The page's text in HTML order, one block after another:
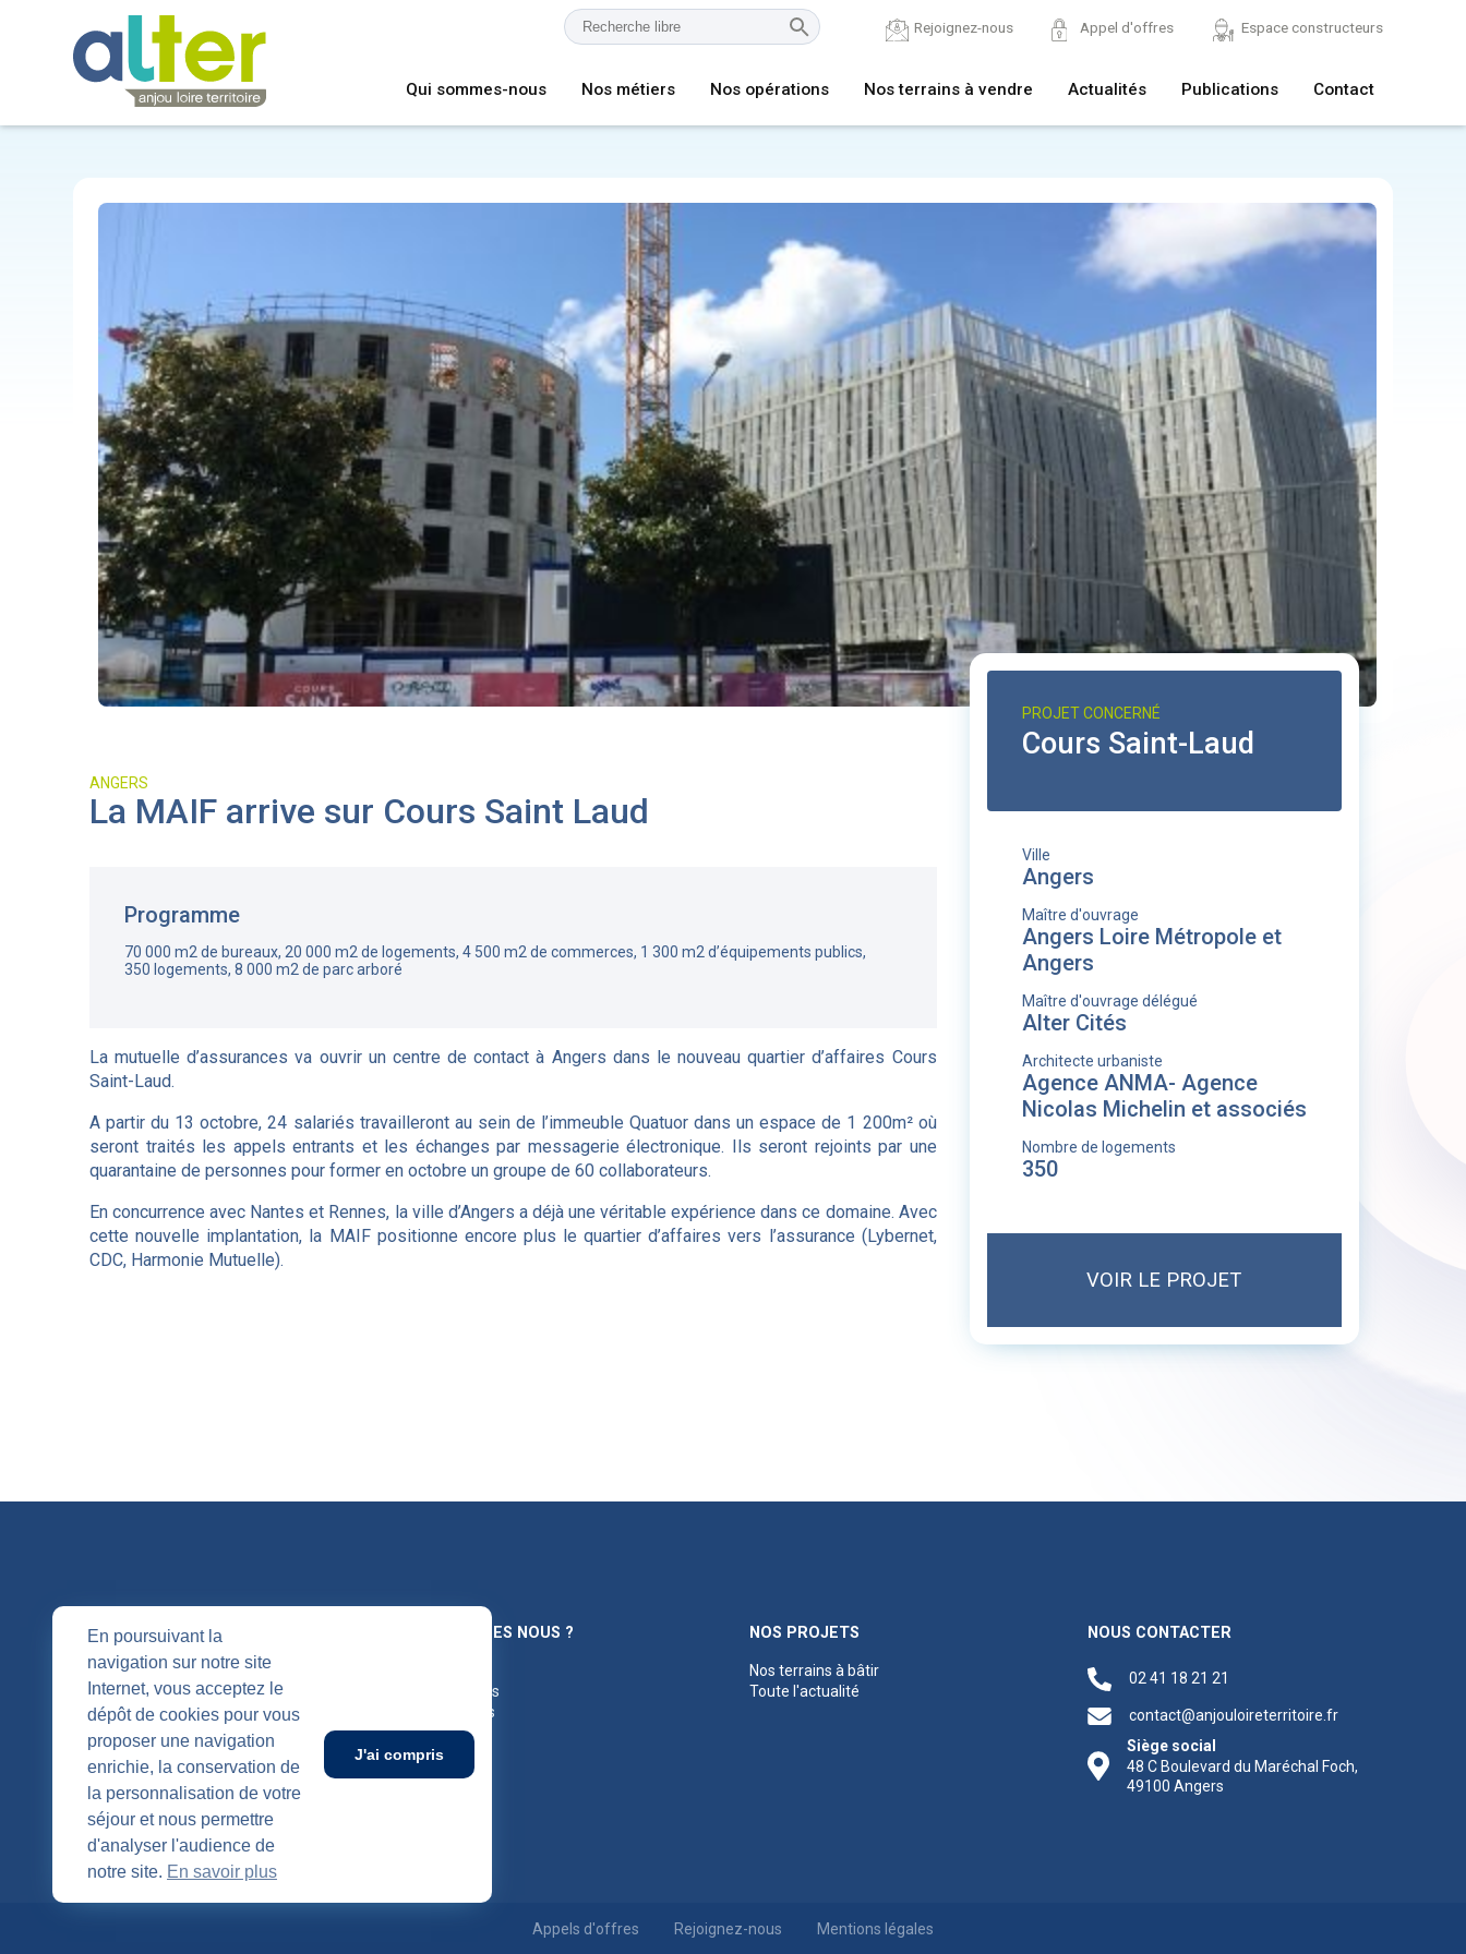
En poursuivant la
navigation sur notre site
Internet, vous acceptez le
dépôt de cookies pour vous
proposer une navigation
enrichie, la conservation de
la personnalisation de votre
séjour et nous permettre
d'analyser l'audience de
notre site. En savoir plus
J'ai compris
Rejoignez-nous Appel d'offres Espace constructeurs
Qui sommes-nous Nos métiers Nos opérations Nos terrains à vendre Actualités Publications Contact
ANGERS
La MAIF arrive sur Cours Saint Laud
Programme
70 000 m2 de bureaux, 20 000 m2 de logements, 4 500 m2 de commerces, 1 300 m2 d’équipements publics,
350 logements, 8 000 m2 de parc arboré
La mutuelle d’assurances va ouvrir un centre de contact à Angers dans le nouveau quartier d’affaires Cours
Saint-Laud.
A partir du 13 octobre, 24 salariés travailleront au sein de l’immeuble Quatuor dans un espace de 1 200m² où
seront traités les appels entrants et les échanges par messagerie électronique. Ils seront rejoints par une
quarantaine de personnes pour former en octobre un groupe de 60 collaborateurs.
En concurrence avec Nantes et Rennes, la ville d’Angers a déjà une véritable expérience dans ce domaine. Avec
cette nouvelle implantation, la MAIF positionne encore plus le quartier d’affaires vers l’assurance (Lybernet,
CDC, Harmonie Mutuelle).
PROJET CONCERNÉ
Cours Saint-Laud
Ville
Angers
Maître d'ouvrage
Angers Loire Métropole et
Angers
Maître d'ouvrage délégué
Alter Cités
Architecte urbaniste
Agence ANMA- Agence
Nicolas Michelin et associés
Nombre de logements
350
VOIR LE PROJET
SUIVEZ-NOUS
QUI SOMMES NOUS ?
Nos agences
Publications
NOS PROJETS
Nos terrains à bâtir
Toute l'actualité
NOUS CONTACTER
02 41 18 21 21
contact@anjouloireterritoire.fr
Siège social
48 C Boulevard du Maréchal Foch,
49100 Angers
Appels d'offres Rejoignez-nous Mentions légales